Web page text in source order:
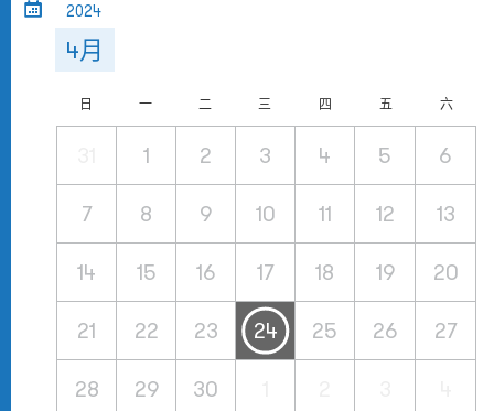
2024
4月
日 一 二 三 四 五 六
1 2 3 4 5 6
7 8 9 10 11 12 13
14 15 16 17 18 19 20
21 22 23 24 25 26 27
28 29 30